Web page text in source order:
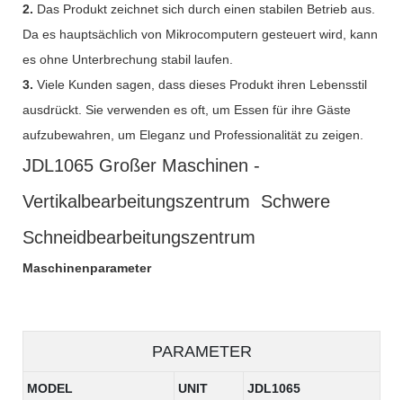
2. Das Produkt zeichnet sich durch einen stabilen Betrieb aus.
Da es hauptsächlich von Mikrocomputern gesteuert wird, kann
es ohne Unterbrechung stabil laufen.
3. Viele Kunden sagen, dass dieses Produkt ihren Lebensstil
ausdrückt. Sie verwenden es oft, um Essen für ihre Gäste
aufzubewahren, um Eleganz und Professionalität zu zeigen.
JDL1065 Großer Maschinen -
Vertikalbearbeitungszentrum Schwere
Schneidbearbeitungszentrum
Maschinenparameter
PARAMETER
MODEL UNIT JDL1065